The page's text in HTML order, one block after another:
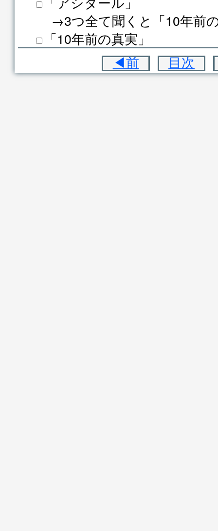
→3つ全て聞くと「10年前
「10年前の真実」
◀前
目次